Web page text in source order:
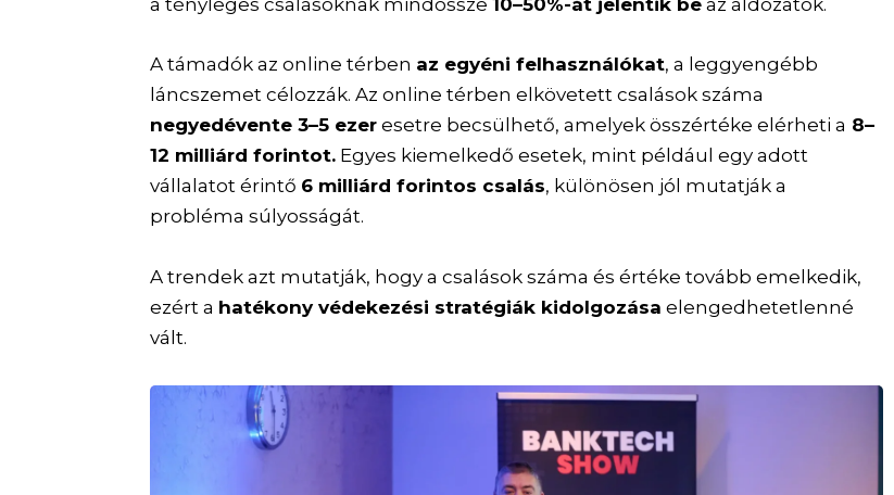
a tényleges csalásoknak mindössze10–50%-át jelentik be az áldozatok.
A támadók az online térben az egyéni felhasználókat, a leggyengébb
láncszemet célozzák. Az online térben elkövetett csalások száma
negyedévente 3–5 ezer esetre becsülhető, amelyek összértéke elérheti a 8–
12 milliárd forintot. Egyes kiemelkedő esetek, mint például egy adott
vállalatot érintő 6 milliárd forintos csalás, különösen jól mutatják a
probléma súlyosságát.
A trendek azt mutatják, hogy a csalások száma és értéke tovább emelkedik,
ezért a hatékony védekezési stratégiák kidolgozása elengedhetetlenné
vált.